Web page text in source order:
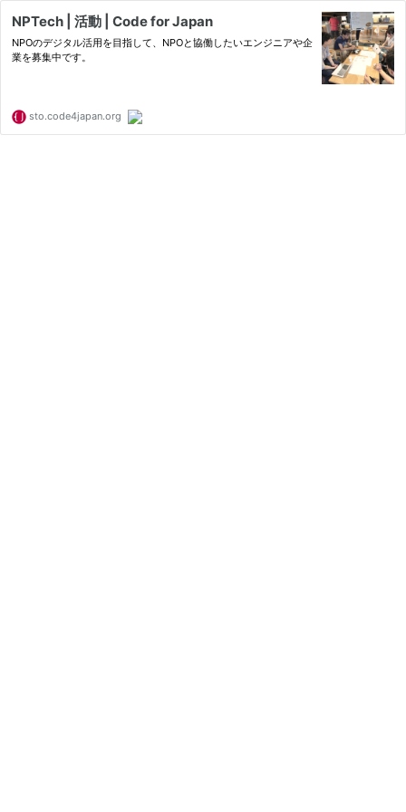
NPTech | 活動 | Code for Japan
NPOのデジタル活用を目指して、NPOと協働したいエンジニアや企
業を募集中です。
sto.code4japan.org